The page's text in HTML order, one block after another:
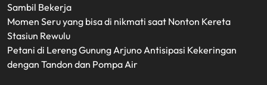
Sambil Bekerja
Momen Seru yang bisa di nikmati saat Nonton Kereta
Stasiun Rewulu
Petani di Lereng Gunung Arjuno Antisipasi Kekeringan
dengan Tandon dan Pompa Air